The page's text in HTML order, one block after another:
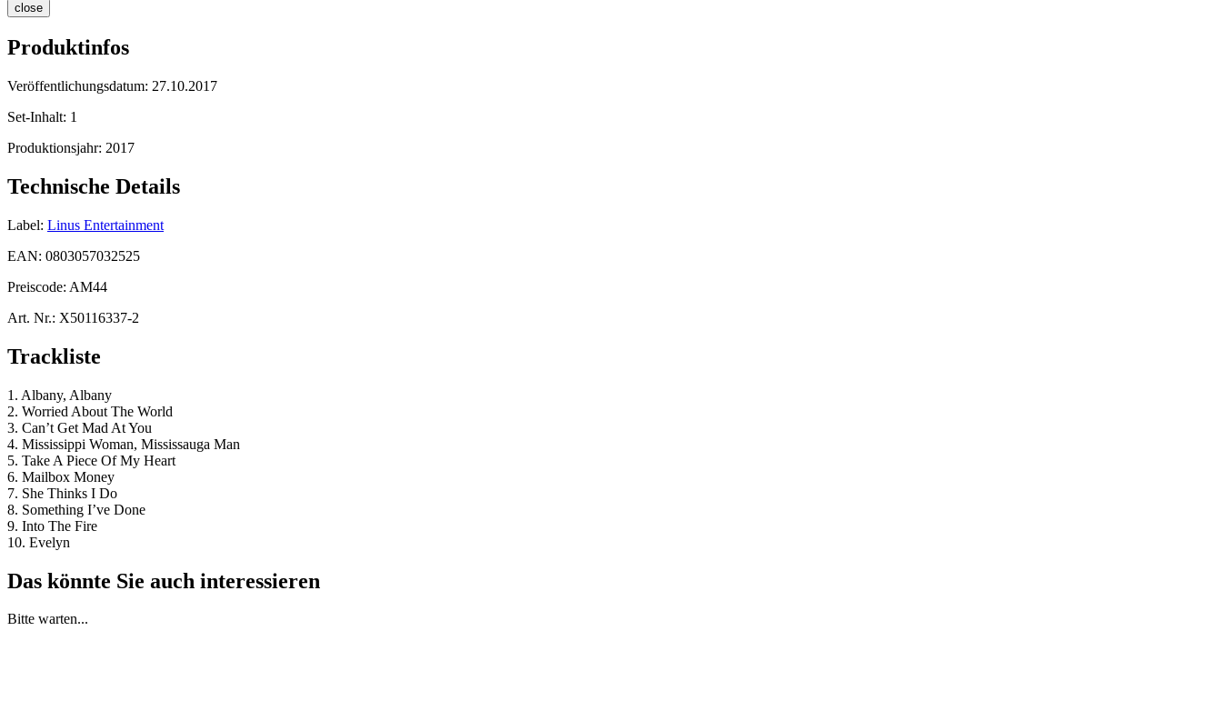
close
Produktinfos
Veröffentlichungsdatum: 27.10.2017
Set-Inhalt: 1
Produktionsjahr: 2017
Technische Details
Label: Linus Entertainment
EAN: 0803057032525
Preiscode: AM44
Art. Nr.: X50116337-2
Trackliste
1. Albany, Albany
2. Worried About The World
3. Can’t Get Mad At You
4. Mississippi Woman, Mississauga Man
5. Take A Piece Of My Heart
6. Mailbox Money
7. She Thinks I Do
8. Something I’ve Done
9. Into The Fire
10. Evelyn
Das könnte Sie auch interessieren
Bitte warten...